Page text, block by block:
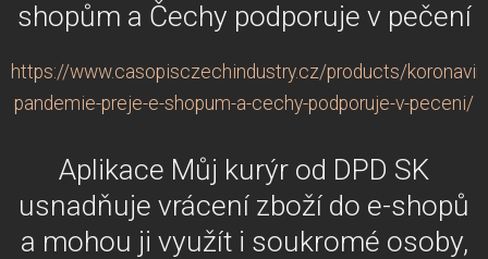
shopům a Čechy podporuje v pečení
https://www.casopisczechindustry.cz/products/
pandemie-preje-e-shopum-a-cechy-podporuje-v-peceni/
Aplikace Můj kurýr od DPD SK
usnadňuje vrácení zboží do e-shopů
a mohou ji využít i soukromé osoby,